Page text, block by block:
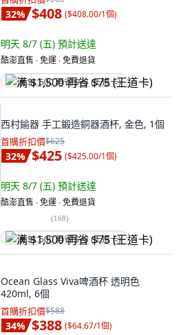
32% $408 ($408.00/1個)
明天 8/7 (五) 預計送達
酷澎直售 ∙ 免運 ∙ 免費退貨
满 $1,500 再省 $75 (王道卡)
西村鍮器 手工鍛造銅器酒杯, 金色, 1個
首購折扣價$625
32% $425 ($425.00/1個)
明天 8/7 (五) 預計送達
酷澎直售 ∙ 免運 ∙ 免費退貨
(168)
满 $1,500 再省 $75 (王道卡)
Ocean Glass Viva啤酒杯 透明色
420ml, 6個
首購折扣價$588
34% $388 ($64.67/1個)